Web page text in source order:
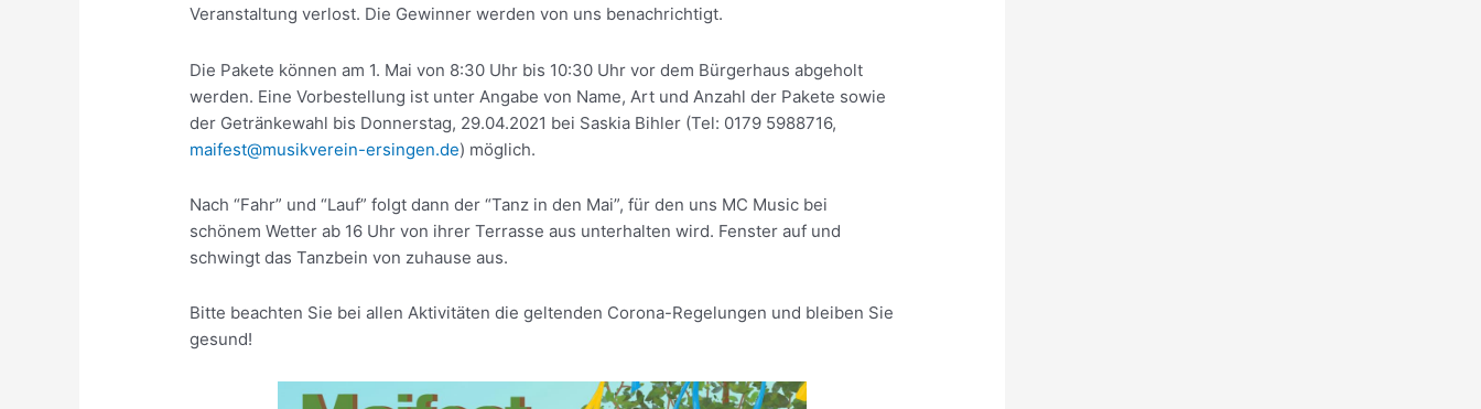
Veranstaltung verlost. Die Gewinner werden von uns benachrichtigt.
Die Pakete können am 1. Mai von 8:30 Uhr bis 10:30 Uhr vor dem Bürgerhaus abgeholt
werden. Eine Vorbestellung ist unter Angabe von Name, Art und Anzahl der Pakete sowie
der Getränkewahl bis Donnerstag, 29.04.2021 bei Saskia Bihler (Tel: 0179 5988716,
maifest@musikverein-ersingen.de) möglich.
Nach “Fahr” und “Lauf” folgt dann der “Tanz in den Mai”, für den uns MC Music bei
schönem Wetter ab 16 Uhr von ihrer Terrasse aus unterhalten wird. Fenster auf und
schwingt das Tanzbein von zuhause aus.
Bitte beachten Sie bei allen Aktivitäten die geltenden Corona-Regelungen und bleiben Sie
gesund!